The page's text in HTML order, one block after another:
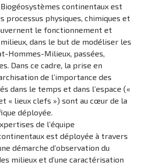
continentaux est
processus physiques, chimiques et
le fonctionnement et
dans le but de modéliser les
Hommes-Milieux, passées,
Dans ce cadre, la prise en
de l’importance des
dans le temps et dans l’espace («
« lieux clefs ») sont au cœur de la
déployée.
de l’équipe
est déployée à travers
démarche d’observation du
milieux et d’une caractérisation